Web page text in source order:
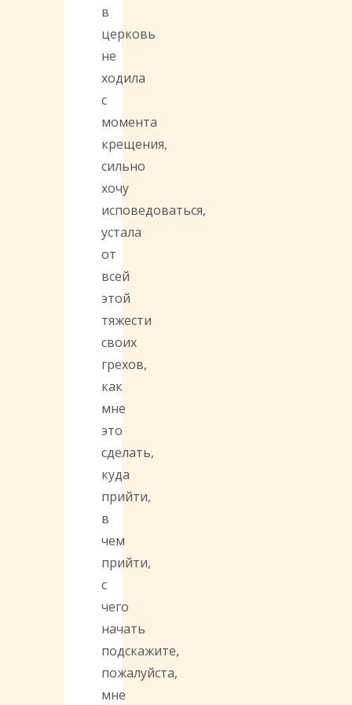
в
церковь
не
ходила
с
момента
крещения,
сильно
хочу
исповедоваться,
устала
от
всей
этой
тяжести
своих
грехов,
как
мне
это
сделать,
куда
прийти,
в
чем
прийти,
с
чего
начать
подскажите,
пожалуйста,
мне